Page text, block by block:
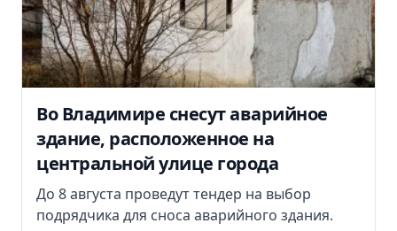
Во Владимире снесут аварийное
здание, расположенное на
центральной улице города
До 8 августа проведут тендер на выбор
подрядчика для сноса аварийного здания.